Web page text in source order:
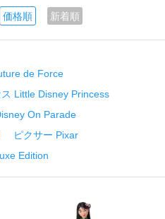
価格順 新着順
de Force
Little Disney Princess
On Parade
ピクサー Pixar
Edition